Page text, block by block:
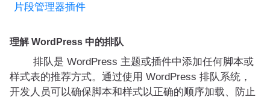
片段管理器插件
理解 WordPress 中的排队
排队是 WordPress 主题或插件中添加任何脚本或
样式表的推荐方式。通过使用 WordPress 排队系统，
开发人员可以确保脚本和样式以正确的顺序加载、防止